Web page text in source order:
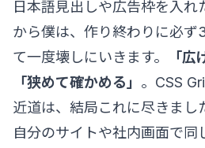
日本語見出しや広告枠を入れ
から僕は、作り終わりに必
て一度壊しにいきます。
「
「狭めて確かめる」 。CSS
近道は、結局これに尽きまし
自分のサイトや社内画面で同